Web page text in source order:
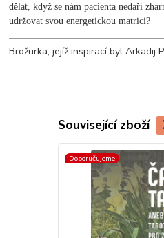
dělat, když se nám pacienta nedaří
udržovat svou energetickou matrici?
Brožurka, jejíž inspirací byl Arkadij
Související zboží
Doporučujeme